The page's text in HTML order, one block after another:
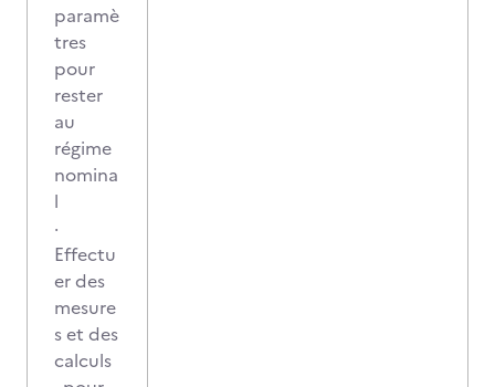
paramè
tres
pour
rester
au
régime
nomina
l
·
Effectu
er des
mesure
s et des
calculs